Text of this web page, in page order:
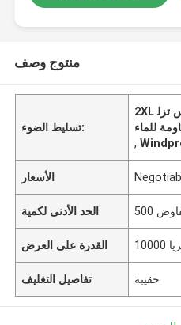
منتوج وصف
تسليط الضوء:
2XL ملابس تزلج مقاومة للماء ، ملابس تزل
للماء
,
الأسعار
الحد الأدنى لكمية
القدرة على العرض
تفاصيل التغليف حقيبة